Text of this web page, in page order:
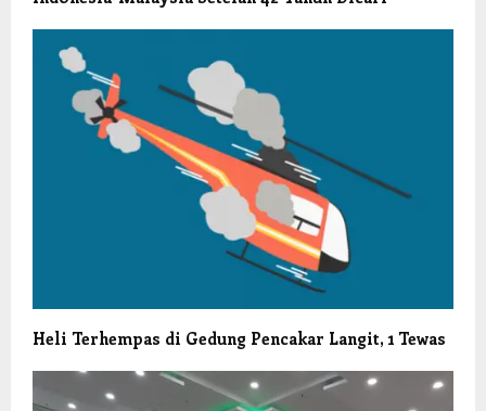
Heli Terhempas di Gedung Pencakar Langit, 1 Tewas